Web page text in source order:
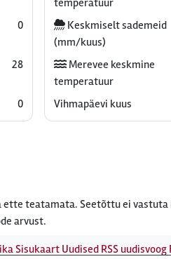
0
28
0
Keskmiselt sademeid
(mm/kuus)
Merevee keskmine
temperatuur
Vihmapäevi kuus
teatamata. Seetõttu ei
arvust.
Sisukaart Uudised RSS uudisvoog